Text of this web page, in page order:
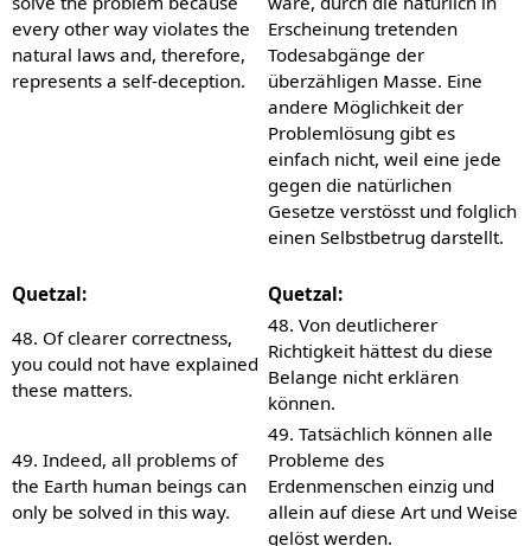
every other way violates the
natural laws and, therefore,
represents a self-deception.
Erscheinung tretenden
Todesabgänge der
überzähligen Masse. Eine
andere Möglichkeit der
Problemlösung gibt es
einfach nicht, weil eine jede
gegen die natürlichen
Gesetze verstösst und folglich
einen Selbstbetrug darstellt.
Quetzal:
Quetzal:
48. Of clearer correctness,
you could not have explained
these matters.
48. Von deutlicherer
Richtigkeit hättest du diese
Belange nicht erklären
können.
49. Indeed, all problems of
the Earth human beings can
only be solved in this way.
49. Tatsächlich können alle
Probleme des
Erdenmenschen einzig und
allein auf diese Art und Weise
gelöst werden.